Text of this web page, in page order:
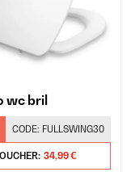
wc bril
CODE: FULLSWING30
34,99 €